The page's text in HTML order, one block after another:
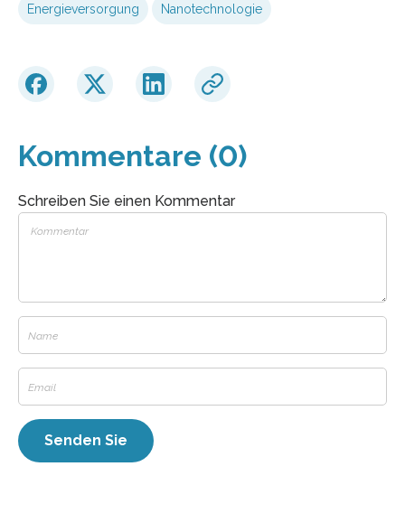
Energieversorgung Nanotechnologie
Kommentare (0)
Schreiben Sie einen Kommentar